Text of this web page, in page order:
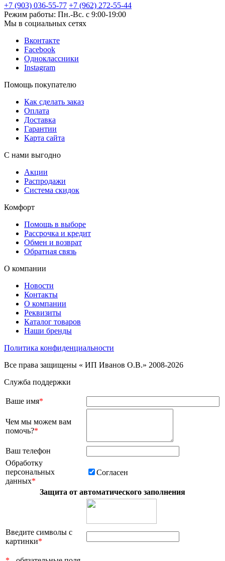
+7 (903) 036-55-77 +7 (962) 272-55-44
Режим работы: Пн.-Вс. с 9:00-19:00
Мы в социальных сетях
Вконтакте
Facebook
Одноклассники
Instagram
Помощь покупателю
Как сделать заказ
Оплата
Доставка
Гарантии
Карта сайта
С нами выгодно
Акции
Распродажи
Система скидок
Комфорт
Помощь в выборе
Рассрочка и кредит
Обмен и возврат
Обратная связь
О компании
Новости
Контакты
О компании
Реквизиты
Каталог товаров
Наши бренды
Политика конфиденциальности
Все права защищены « ИП Иванов О.В.» 2008-2026
Служба поддержки
Ваше имя*
Чем мы можем вам
помочь?*
Ваш телефон
Обработку
персональных
данных*
Согласен
Защита от автоматического заполнения
Введите символы с
картинки*